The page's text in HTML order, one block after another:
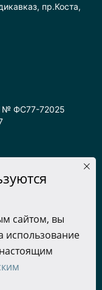
№ ФС77-72025
лиц старше 16 лет.
законодательством
использование
возможно только
и при строгом
ресурсов –
пр.Коста,
сайтом, вы
использование